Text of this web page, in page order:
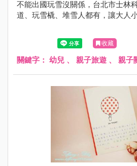
不能出國玩雪沒關係，台北市士林
道、玩雪橇、堆雪人都有，讓大人
收藏
關鍵字： 幼兒 、 親子旅遊 、 親子